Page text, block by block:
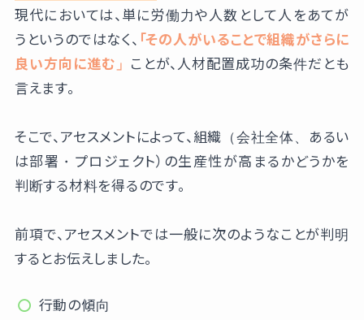
現代においては、単に労働力や人数として人をあてが
うというのではなく、 「その人がいることで組織がさらに
良い方向に進む」 ことが、人材配置成功の条件だとも
言えます。
そこで、アセスメントによって、組織（会社全体、あるい
は部署・プロジェクト）の生産性が高まるかどうかを
判断する材料を得るのです。
前項で、アセスメントでは一般に次のようなことが判明
するとお伝えしました。
行動の傾向